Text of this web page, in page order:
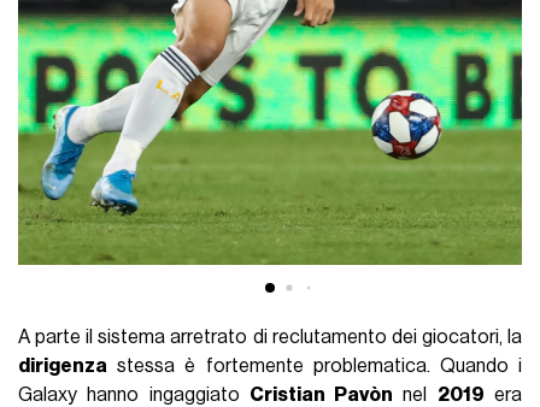
A parte il sistema arretrato di reclutamento dei giocatori, la
dirigenza stessa è fortemente problematica. Quando i
Galaxy hanno ingaggiato Cristian Pavòn nel 2019 era